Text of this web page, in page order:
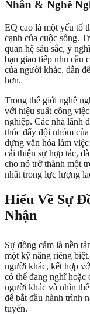
Nhân & Nghề
EQ cao là một yếu tố
cạnh của cuộc sống.
quan hệ sâu sắc, ý
bạn giao tiếp nhu cầu
của người khác, dẫn
hơn.
Trong thế giới nghề
với hiệu suất công
nghiệp. Các nhà lãnh
thúc đẩy đội nhóm
dựng văn hóa làm
cải thiện sự hợp tác,
cho nó trở thành một
nhất trong lực lượng
Hiểu Về Sự
Nhận
Sự đồng cảm là nền
một kỹ năng riêng
người khác, kết hợp
có thể đang nghĩ
người khác và nhìn
để bắt đầu hành trình
tuyến.